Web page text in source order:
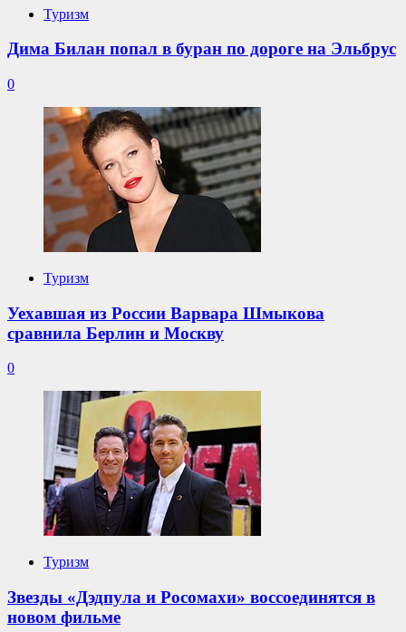
Туризм
Дима Билан попал в буран по дороге на Эльбрус
0
Туризм
Уехавшая из России Варвара Шмыкова
сравнила Берлин и Москву
0
Туризм
Звезды «Дэдпула и Росомахи» воссоединятся в
новом фильме